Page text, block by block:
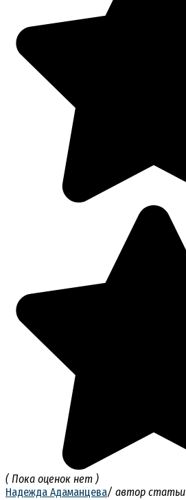
( Пока оценок нет )
Надежда Адаманцева/ автор статьи